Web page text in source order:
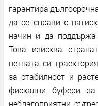
гарантира
да се справи с
начин и да поддържа
Това изисква
нетната си
за стабилност и
фискални буфери
неблагоприятни